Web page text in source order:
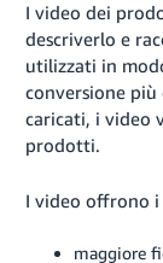
-
KR
Français
- FR
- IT
Accedi
I video dei
descriverlo e
utilizzati in
conversione
caricati, i video
prodotti.
I video offrono
maggiore